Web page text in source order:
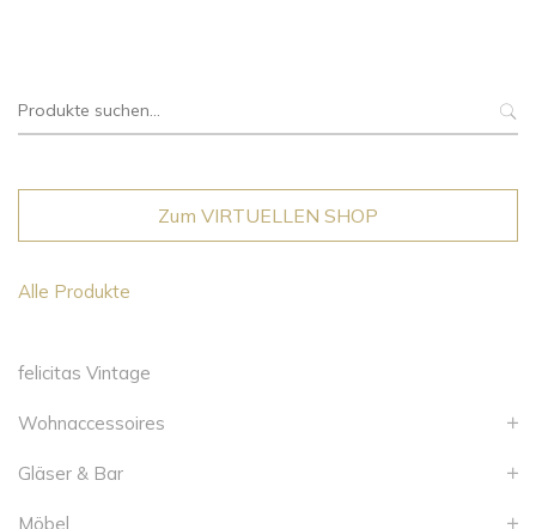
Suche
Zum VIRTUELLEN SHOP
Alle Produkte
felicitas Vintage
Wohnaccessoires
Gläser & Bar
Möbel